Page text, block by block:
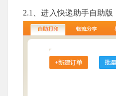
2.1、进入快递助手自助